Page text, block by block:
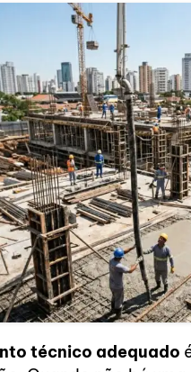
técnico adequado